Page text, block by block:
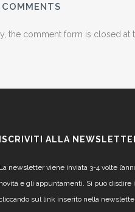
the comment form is closed at
ISCRIVITI ALLA
La newsletter viene inviata 3-4 volte
novità e gli appuntamenti. Si può disdire
sul link inserito nella